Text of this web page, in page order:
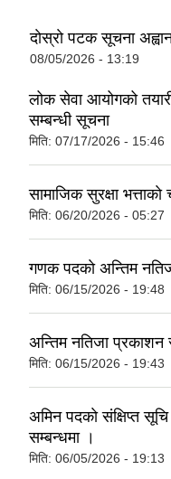
दाेस्राे पटक सूचना
08/05/2026 - 13:19
लोक सेवा आयोगको
सम्बन्धी सूचना
मिति: 07/17/2026 - 15:46
सामाजिक सुरक्षा
मिति: 06/20/2026 - 05:27
गणक पदकाे अन्तिम
मिति: 06/15/2026 - 19:48
अन्तिम नतिजा प्रकाशन
मिति: 06/15/2026 - 19:43
अमिन पदकाे संक्षिप्त सूचि
सम्बन्धमा ।
मिति: 06/05/2026 - 19:13